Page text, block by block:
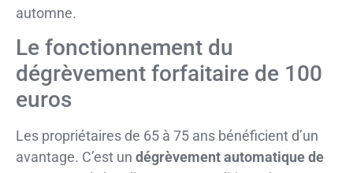
automne.
Le fonctionnement du
dégrèvement forfaitaire de 100
euros
Les propriétaires de 65 à 75 ans bénéficient d’un
avantage. C’est un dégrèvement automatique de